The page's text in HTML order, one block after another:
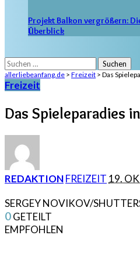
Projekt Balkon vergrößern:
Überblick
Suchen
nach:
allerliebeanfang.de > Freizeit > Das
Freizeit
Das Spieleparadies
POSTED
REDAKTIONFREIZEIT 19.
SERGEY NOVIKOV/
0GETEILT
EMPFOHLEN